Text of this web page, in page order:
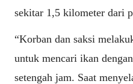
sekitar 1,5 kilometer dari
“Korban dan saksi
untuk mencari ikan
setengah jam. Saat